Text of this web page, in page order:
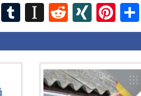
LinkedIn
Tumblr
Instapaper
RedditXING